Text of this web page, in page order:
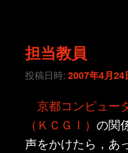
ン
テ
ン
ツ
テ
ン
ツ
へ
担当教員
投稿日時:2007年4月24
京都コンピュー
（ＫＣＧＩ）の関
声をかけたら，あ